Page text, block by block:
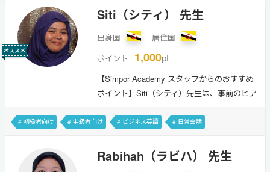
オススメ
Siti（シティ） 先生
出身国
居住国
ポイント
1,000pt
【Simpor Academy スタッフからのおすすめ
ポイント】Siti（シティ）先生は、事前のヒア
ひとりに真摯に向き合ってくれる誠実な先生
しみながら間違いや疑問を自然に解消してく
れます。SDGsなどの社会課題やビジネス英語
# 初級者向け # 中級者向け # ビジネス英語 # 日常会話
Rabihah（ラビハ） 先生